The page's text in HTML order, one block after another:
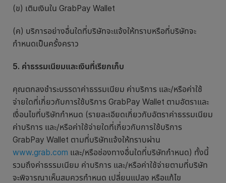
(ข) เติมเงินใน GrabPay Wallet
(ค) บริการอย่างอื่นใดที่บริษัทจะแจ้งให้ทราบหรือที่บริษัทจะ
กำหนดเป็นครั้งคราว
5. ค่าธรรมเนียมและเงินที่เรียกเก็บ
คุณตกลงชำระบรรดาค่าธรรมเนียม ค่าบริการ และ/หรือค่าใช้
จ่ายใดที่เกี่ยวกับการใช้บริการ GrabPay Wallet ตามอัตราและ
เงื่อนไขที่บริษัทกำหนด (รายละเอียดเกี่ยวกับอัตราค่าธรรมเนียม
ค่าบริการ และ/หรือค่าใช้จ่ายใดที่เกี่ยวกับการใช้บริการ
GrabPay Wallet ตามที่บริษัทแจ้งให้ทราบผ่าน
www.grab.com และ/หรือช่องทางอื่นใดที่บริษัทกำหนด) ทั้งนี้
รวมถึงค่าธรรมเนียม ค่าบริการ และ/หรือค่าใช้จ่ายตามที่บริษัท
จะพิจารณาเห็นสมควรกำหนด เปลี่ยนแปลง หรือแก้ไข